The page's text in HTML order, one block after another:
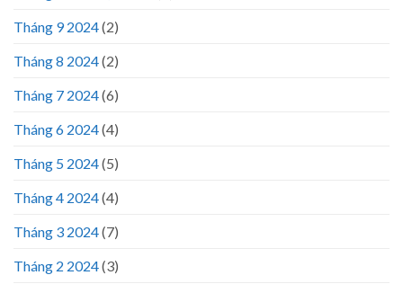
Tháng 9 2024(2)
Tháng 8 2024(2)
Tháng 7 2024(6)
Tháng 6 2024(4)
Tháng 5 2024(5)
Tháng 4 2024(4)
Tháng 3 2024(7)
Tháng 2 2024(3)